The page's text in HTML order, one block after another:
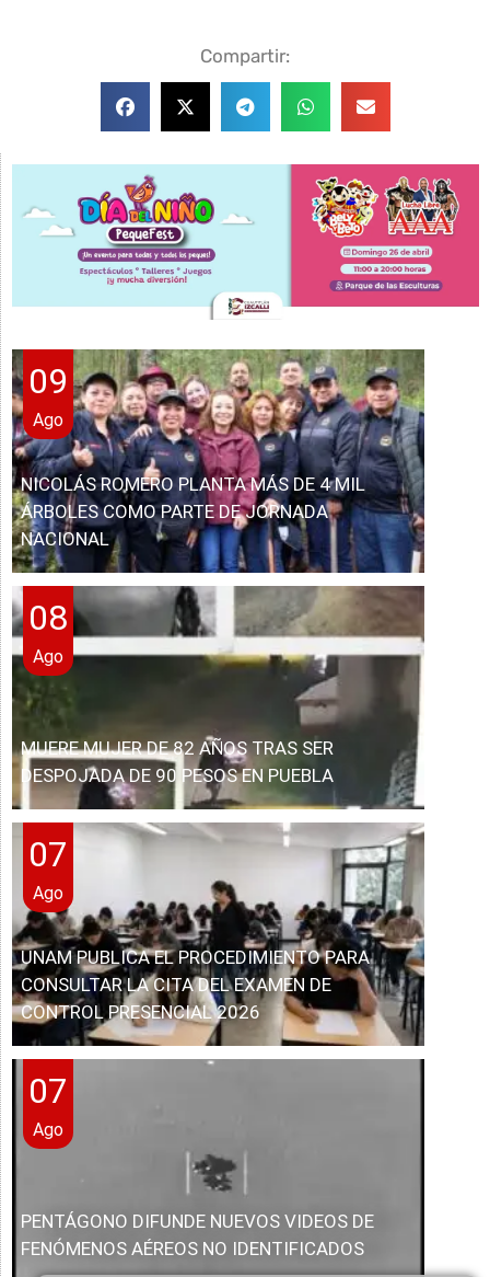
Compartir:
09
Ago
NICOLÁS ROMERO PLANTA MÁS DE 4 MIL
ÁRBOLES COMO PARTE DE JORNADA
NACIONAL
08
Ago
MUERE MUJER DE 82 AÑOS TRAS SER
DESPOJADA DE 90 PESOS EN PUEBLA
07
Ago
UNAM PUBLICA EL PROCEDIMIENTO PARA
CONSULTAR LA CITA DEL EXAMEN DE
CONTROL PRESENCIAL 2026
07
Ago
PENTÁGONO DIFUNDE NUEVOS VIDEOS DE
FENÓMENOS AÉREOS NO IDENTIFICADOS